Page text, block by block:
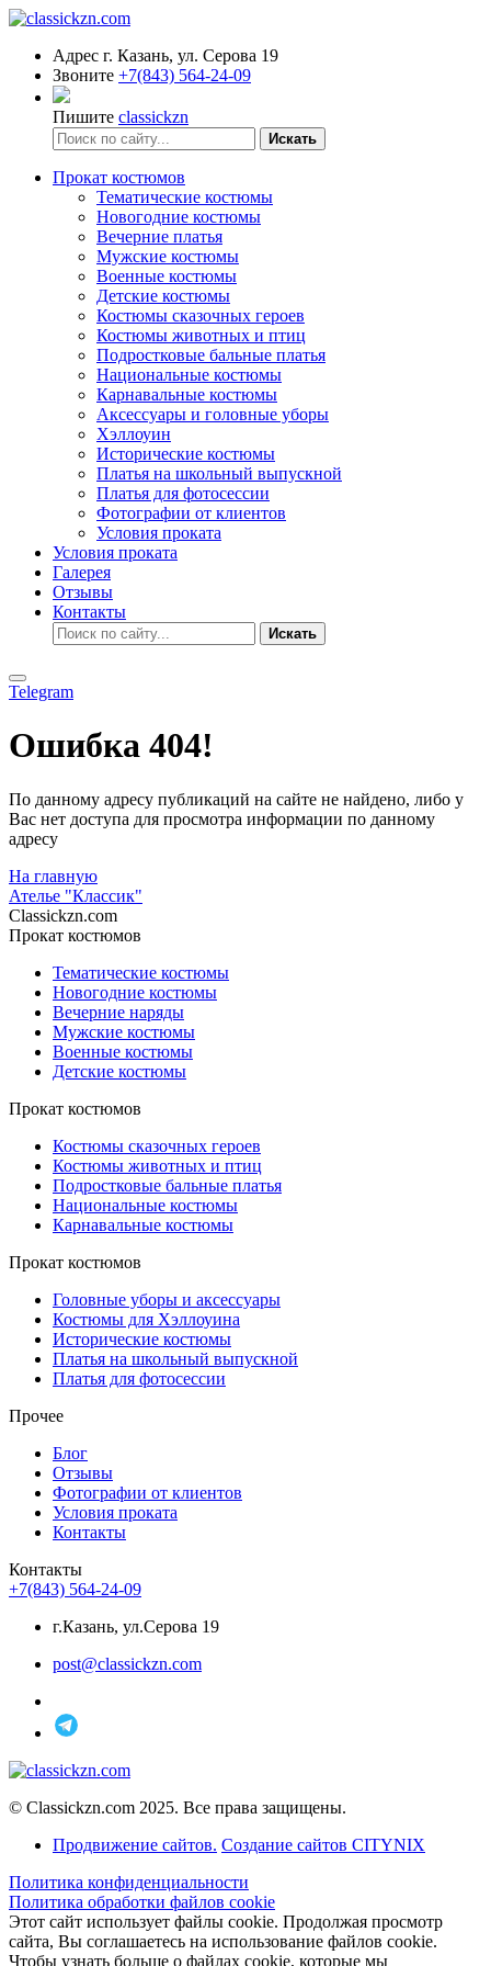
Адрес г. Казань, ул. Серова 19
Звоните +7(843) 564-24-09
Пишите classickzn
Искать
Прокат костюмов
Тематические костюмы
Новогодние костюмы
Вечерние платья
Мужские костюмы
Военные костюмы
Детские костюмы
Костюмы сказочных героев
Костюмы животных и птиц
Подростковые бальные платья
Национальные костюмы
Карнавальные костюмы
Аксессуары и головные уборы
Хэллоуин
Исторические костюмы
Платья на школьный выпускной
Платья для фотосессии
Фотографии от клиентов
Условия проката
Условия проката
Галерея
Отзывы
Контакты
Искать
Telegram
Ошибка 404!
По данному адресу публикаций на сайте не найдено, либо у
Вас нет доступа для просмотра информации по данному
адресу
На главную
Ателье "Классик"
Classickzn.com
Прокат костюмов
Тематические костюмы
Новогодние костюмы
Вечерние наряды
Мужские костюмы
Военные костюмы
Детские костюмы
Прокат костюмов
Костюмы сказочных героев
Костюмы животных и птиц
Подростковые бальные платья
Национальные костюмы
Карнавальные костюмы
Прокат костюмов
Головные уборы и аксессуары
Костюмы для Хэллоуина
Исторические костюмы
Платья на школьный выпускной
Платья для фотосессии
Прочее
Блог
Отзывы
Фотографии от клиентов
Условия проката
Контакты
Контакты
+7(843) 564-24-09
г.Казань, ул.Серова 19
post@classickzn.com
© Classickzn.com 2025. Все права защищены.
Продвижение сайтов. Создание сайтов CITYNIX
Политика конфиденциальности
Политика обработки файлов cookie
Этот сайт использует файлы cookie. Продолжая просмотр
сайта, Вы соглашаетесь на использование файлов cookie.
Чтобы узнать больше о файлах cookie, которые мы